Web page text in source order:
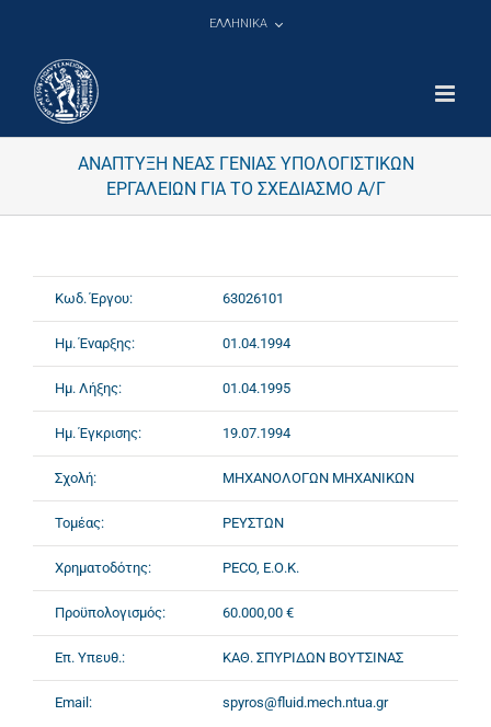
ΕΛΛΗΝΙΚΑ
ΑΝΑΠΤΥΞΗ ΝΕΑΣ ΓΕΝΙΑΣ ΥΠΟΛΟΓΙΣΤΙΚΩΝ
ΕΡΓΑΛΕΙΩΝ ΓΙΑ ΤΟ ΣΧΕΔΙΑΣΜΟ Α/Γ
Κωδ. Έργου: 63026101
Ημ. Έναρξης: 01.04.1994
Ημ. Λήξης: 01.04.1995
Ημ. Έγκρισης: 19.07.1994
Σχολή: ΜΗΧΑΝΟΛΟΓΩΝ ΜΗΧΑΝΙΚΩΝ
Τομέας: ΡΕΥΣΤΩΝ
Χρηματοδότης: PECO, Ε.Ο.Κ.
Προϋπολογισμός: 60.000,00 €
Επ. Υπευθ.: ΚΑΘ. ΣΠΥΡΙΔΩΝ ΒΟΥΤΣΙΝΑΣ
Email: spyros@fluid.mech.ntua.gr